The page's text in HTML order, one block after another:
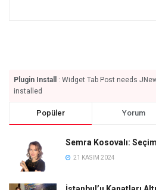
Plugin Install
: Widget Tab Post needs
installed
Popüler Yorum
Semra Kosovalı:
21 KASIM 2024